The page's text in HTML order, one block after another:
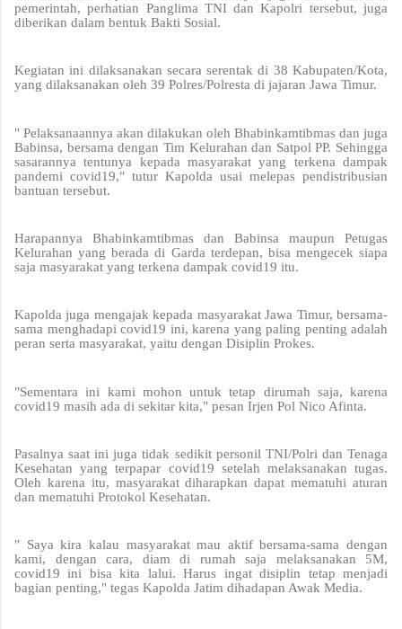
pemerintah, perhatian Panglima TNI dan Kapolri tersebut, juga
diberikan dalam bentuk Bakti Sosial.
Kegiatan ini dilaksanakan secara serentak di 38 Kabupaten/Kota,
yang dilaksanakan oleh 39 Polres/Polresta di jajaran Jawa Timur.
" Pelaksanaannya akan dilakukan oleh Bhabinkamtibmas dan juga
Babinsa, bersama dengan Tim Kelurahan dan Satpol PP. Sehingga
sasarannya tentunya kepada masyarakat yang terkena dampak
pandemi covid19," tutur Kapolda usai melepas pendistribusian
bantuan tersebut.
Harapannya Bhabinkamtibmas dan Babinsa maupun Petugas
Kelurahan yang berada di Garda terdepan, bisa mengecek siapa
saja masyarakat yang terkena dampak covid19 itu.
Kapolda juga mengajak kepada masyarakat Jawa Timur, bersama-
sama menghadapi covid19 ini, karena yang paling penting adalah
peran serta masyarakat, yaitu dengan Disiplin Prokes.
"Sementara ini kami mohon untuk tetap dirumah saja, karena
covid19 masih ada di sekitar kita," pesan Irjen Pol Nico Afinta.
Pasalnya saat ini juga tidak sedikit personil TNI/Polri dan Tenaga
Kesehatan yang terpapar covid19 setelah melaksanakan tugas.
Oleh karena itu, masyarakat diharapkan dapat mematuhi aturan
dan mematuhi Protokol Kesehatan.
" Saya kira kalau masyarakat mau aktif bersama-sama dengan
kami, dengan cara, diam di rumah saja melaksanakan 5M,
covid19 ini bisa kita lalui. Harus ingat disiplin tetap menjadi
bagian penting," tegas Kapolda Jatim dihadapan Awak Media.